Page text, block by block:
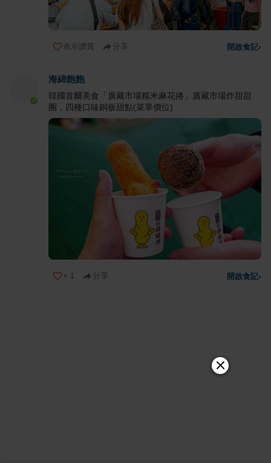
表示讚賞 分享 開啟食記›
海綿飽飽
韓國首爾美食「廣藏市場糯米麻花捲」廣藏市場炸甜甜
圈，四種口味銅板甜點(菜單價位)
+ 1 分享 開啟食記›